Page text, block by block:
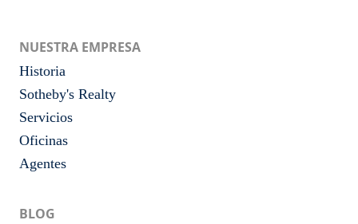
NUESTRA EMPRESA
Historia
Sotheby's Realty
Servicios
Oficinas
Agentes
BLOG